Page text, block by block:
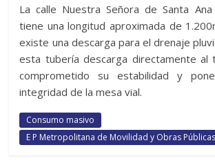
La calle Nuestra Señora de Santa
tiene una longitud aproximada de
existe una descarga para el drenaje
esta tubería descarga directamente al
comprometido su estabilidad y
integridad de la mesa vial.
Consumo masivo
E P Metropolitana de Movilidad y Obras Públicas